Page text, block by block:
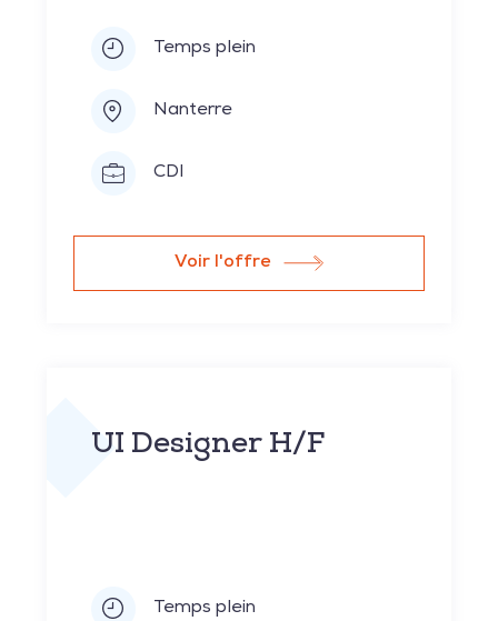
Temps plein
Nanterre
CDI
Voir l'offre
UI Designer H/F
Temps plein